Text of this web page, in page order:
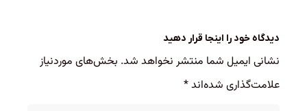
دیدگاه خود را اینجا قرار دهید
نشانی ایمیل شما منتشر نخواهد شد. بخش‌های موردنیاز
علامت‌گذاری شده‌اند*